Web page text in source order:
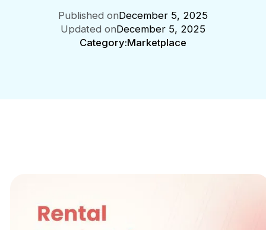
Published onDecember 5, 2025
Updated onDecember 5, 2025
Category:Marketplace